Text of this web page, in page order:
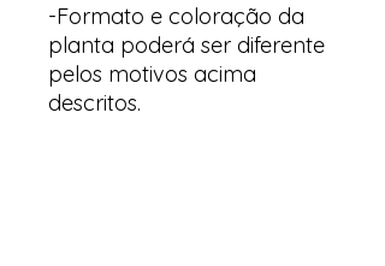
-Formato e coloração da
planta poderá ser diferente
pelos motivos acima
descritos.